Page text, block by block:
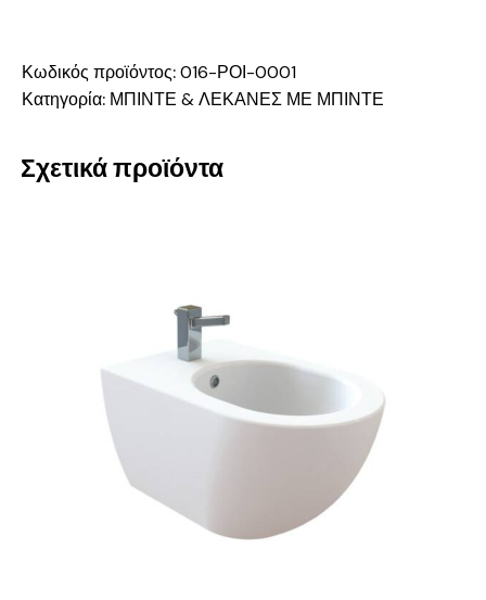
Κωδικός προϊόντος:016-ΡΟΙ-0001
Κατηγορία: ΜΠΙΝΤΕ & ΛΕΚΑΝΕΣ ΜΕ ΜΠΙΝΤΕ
Σχετικά προϊόντα